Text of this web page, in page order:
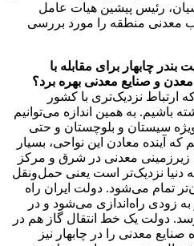
رئیس پیشین هیات عامل
هاب معدنی منطقه را مورد بررسی
چابهار برای مقابله با
و صنایع معدنی بهره برد؟
نزدیک‌تری با کشور
باشیم. به همین اندازه می‌توانیم
سیستان و بلوچستان و حتی
که آینده معادن این نواحی، بسیار
زیرزمینی معدنی در شرق و مرکز
دنیا نزدیک‌‌تر است یعنی حمل‌ونقل
تمام می‌شود. دولت ایران راه
زودی راه‌اندازی می‌شود و در
دولت یک خط انتقال گاز هم در
معدنی را در چابهار نیز